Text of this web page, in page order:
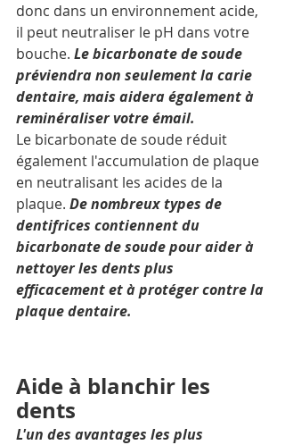
donc dans un environnement acide,
il peut neutraliser le pH dans votre
bouche. Le bicarbonate de soude
préviendra non seulement la carie
dentaire, mais aidera également à
reminéraliser votre émail.
Le bicarbonate de soude réduit
également l'accumulation de plaque
en neutralisant les acides de la
plaque. De nombreux types de
dentifrices contiennent du
bicarbonate de soude pour aider à
nettoyer les dents plus
efficacement et à protéger contre la
plaque dentaire.
Aide à blanchir les
dents
L'un des avantages les plus